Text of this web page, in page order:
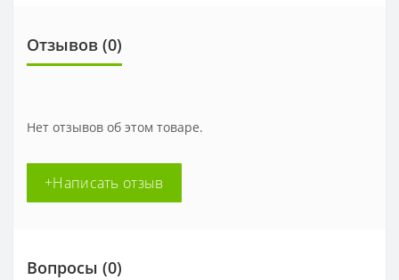
Отзывов (0)
Нет отзывов об этом товаре.
+Написать отзыв
Вопросы (0)